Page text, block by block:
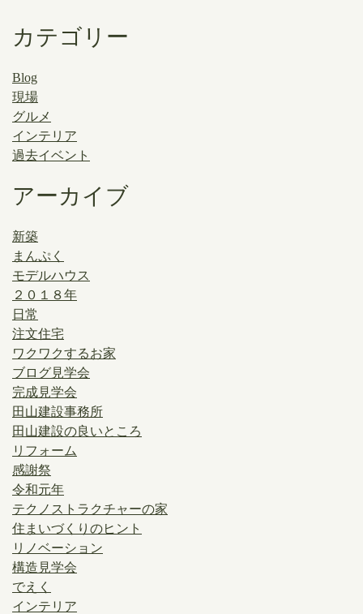
カテゴリー
Blog
現場
グルメ
インテリア
過去イベント
アーカイブ
新築
まんぷく
モデルハウス
２０１８年
日常
注文住宅
ワクワクするお家
ブログ見学会
完成見学会
田山建設事務所
田山建設の良いところ
リフォーム
感謝祭
令和元年
テクノストラクチャーの家
住まいづくりのヒント
リノベーション
構造見学会
でえく
インテリア